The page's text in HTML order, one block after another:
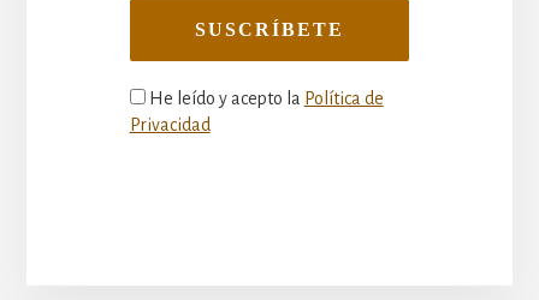
He leído y acepto la Política de
Privacidad